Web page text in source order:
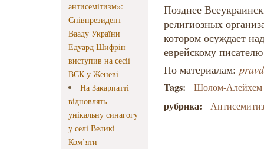
антисемітизм»:
Співпрезидент
Вааду України
Едуард Шифрін
виступив на сесії
ВЄК у Женеві
На Закарпатті
відновлять
унікальну синагогу
у селі Великі
Ком’яти
Позднее
религиозных
котором осуждает
еврейскому
По материалам:
Tags: Шолом-Алейхем
рубрика: